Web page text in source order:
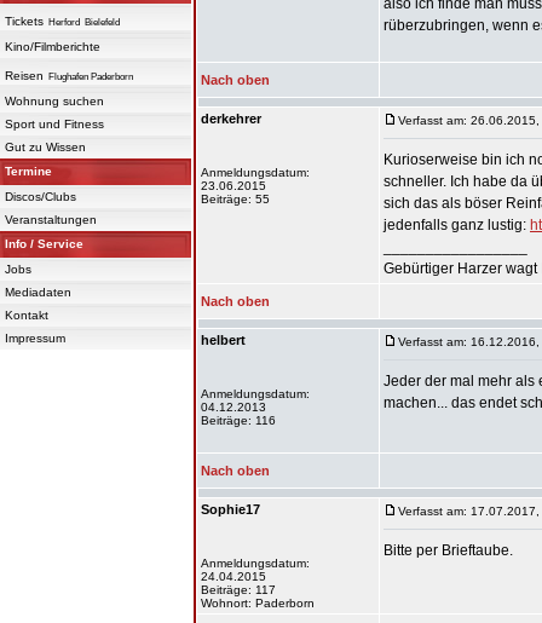
Tickets Herford Bielefeld
Kino/Filmberichte
Reisen Flughafen Paderborn
Wohnung suchen
Sport und Fitness
Gut zu Wissen
Termine
Discos/Clubs
Veranstaltungen
Info / Service
Jobs
Mediadaten
Kontakt
Impressum
also ich finde man
rüberzubringen, wenn
Nach oben
derkehrer
Anmeldungsdatum:
23.06.2015
Beiträge: 55
Verfasst am:
Kurioserweise bin ich
schneller. Ich habe da
sich das als böser
jedenfalls ganz lustig:
Gebürtiger Harzer
Nach oben
helbert
Anmeldungsdatum:
04.12.2013
Beiträge: 116
Verfasst am: 16.12.2016,
Jeder der mal mehr als
machen... das endet
Nach oben
Sophie17
Anmeldungsdatum:
24.04.2015
Beiträge: 117
Wohnort: Paderborn
Verfasst am:
Bitte per Brieftaube.